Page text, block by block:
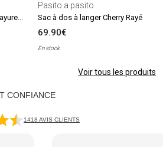
Pasito a pasito
Sac à dos à langer Cherry Rayé
69.90€
En stock
Voir tous les produits
CONFIANCE
1418 AVIS CLIENTS